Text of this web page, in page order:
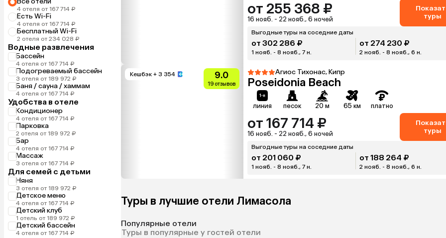
4 отеля от 167 714 ₽
Есть Wi-Fi
4 отеля от 167 714 ₽
Бесплатный Wi-Fi
2 отеля от 234 028 ₽
Водные развлечения
Бассейн
4 отеля от 167 714 ₽
Подогреваемый бассейн
3 отеля от 189 972 ₽
Баня / сауна / хаммам
4 отеля от 167 714 ₽
Удобства в отеле
Кондиционер
4 отеля от 167 714 ₽
Парковка
2 отеля от 189 972 ₽
Бар
4 отеля от 167 714 ₽
Массаж
3 отеля от 167 714 ₽
Для семей с детьми
Няня
3 отеля от 189 972 ₽
Детское меню
4 отеля от 167 714 ₽
Детский клуб
1 отель от 189 972 ₽
Детский бассейн
4 отеля от 167 714 ₽
от 255 368 ₽
16 нояб. - 22 нояб., 6 ночей
туры
Выгодные туры на соседние даты
от 302 286 ₽
1 нояб. - 8 нояб., 7 н.
от 274 230 ₽
2 нояб. - 8 нояб., 6 н.
Кешбэк + 3 354 9.0
19 отзывов
Агиос Тихонас, Кипр
Poseidonia Beach
линия песок 20 м 65 км платно
от 167 714 ₽
16 нояб. - 22 нояб., 6 ночей
туры
Выгодные туры на соседние даты
от 201 060 ₽
1 нояб. - 8 нояб., 7 н.
от 188 264 ₽
2 нояб. - 8 нояб., 6 н.
Туры в лучшие отели Лимасола
Популярные отели
Туры в популярные у гостей отели